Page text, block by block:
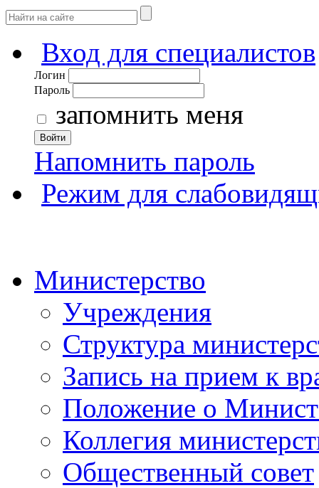
Вход для специалистов
Логин
Пароль
запомнить меня
Войти
Напомнить пароль
Режим для
Министерство
Учреждения
Структура
Запись на прием к
Положение о
Коллегия
Общественный совет